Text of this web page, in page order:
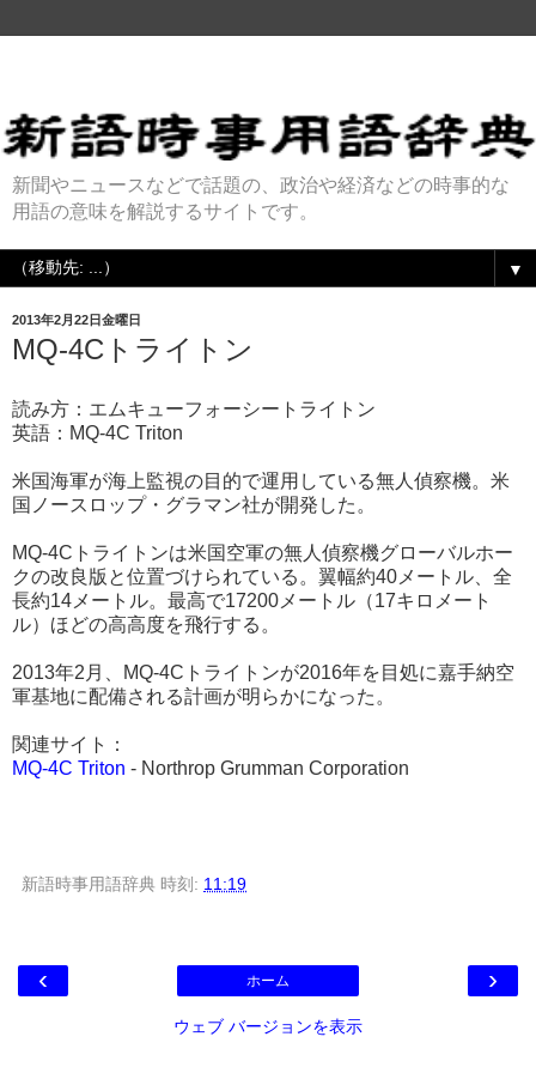
新聞やニュースなどで話題の、政治や経済などの時事的な
用語の意味を解説するサイトです。
▼
2013年2月22日金曜日
MQ-4Cトライトン
読み方：エムキューフォーシートライトン
英語：MQ-4C Triton
米国海軍が海上監視の目的で運用している無人偵察機。米
国ノースロップ・グラマン社が開発した。
MQ-4Cトライトンは米国空軍の無人偵察機グローバルホー
クの改良版と位置づけられている。翼幅約40メートル、全
長約14メートル。最高で17200メートル（17キロメート
ル）ほどの高高度を飛行する。
2013年2月、MQ-4Cトライトンが2016年を目処に嘉手納空
軍基地に配備される計画が明らかになった。
関連サイト：
MQ-4C Triton - Northrop Grumman Corporation
新語時事用語辞典 時刻: 11:19
‹ ›
ホーム
ウェブ バージョンを表示